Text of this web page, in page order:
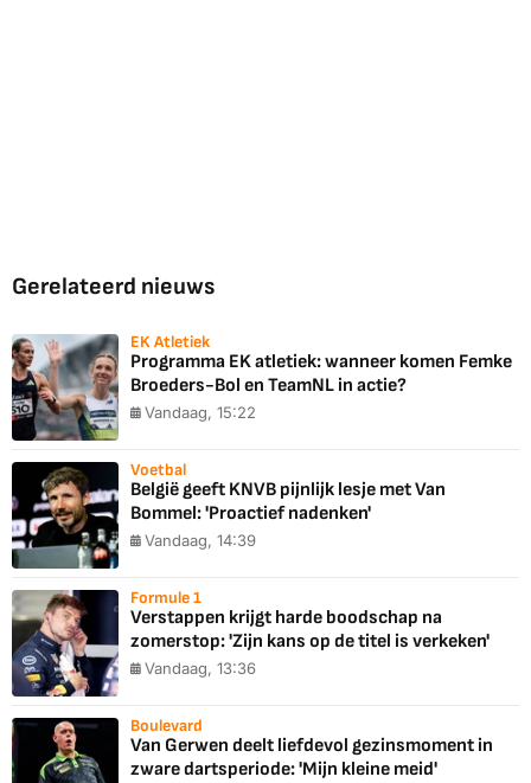
Gerelateerd nieuws
EK Atletiek
Programma EK atletiek: wanneer komen Femke
Broeders-Bol en TeamNL in actie?
Vandaag, 15:22
Voetbal
België geeft KNVB pijnlijk lesje met Van
Bommel: 'Proactief nadenken'
Vandaag, 14:39
Formule 1
Verstappen krijgt harde boodschap na
zomerstop: 'Zijn kans op de titel is verkeken'
Vandaag, 13:36
Boulevard
Van Gerwen deelt liefdevol gezinsmoment in
zware dartsperiode: 'Mijn kleine meid'